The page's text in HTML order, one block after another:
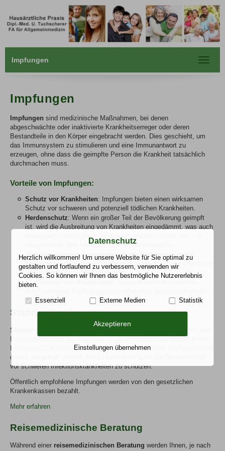
Impfungen
Toggle
Impfungen
Impfungen sind medizinische Maßnahmen, bei denen
abgeschwächte oder inaktivierte Krankheitserreger oder deren
Bestandteile in den Körper eingebracht werden. Dies geschieht, um
das Immunsystem zu stimulieren und eine Immunantwort zu
erzeugen, ohne dass die geimpfte Person die Krankheit tatsächlich
durchmachen muss.
Vorteile von Impfungen:
Schutz vor Krankheiten: Impfungen bieten einen wirksamen
Schutz vor schweren und potenziell tödlichen Krankheiten.
Herdenschutz: Wenn ein großer Teil der Bevölkerung geimpft
ist, wird die Ausbreitung von Krankheiten eingedämmt, was auch
diejenigen schützt, die nicht geimpft werden können, wie z.B.
Neugeborene oder Menschen mit Immunschwäche.
Verhinderung von Epidemien: Durch Impfungen können
Ausbrüche und Epidemien verhindert werden, was die öffentliche
Gesundheit und Sicherheit fördert.
Eradikation von Krankheiten
Standardimpfungen
Standardimpfungen
sind jene Impfungen, die eine Person nach den
Institutes (STIKO) routinemäßig erhalten sollte. Diese Impfungen sind
darauf ausgelegt, sowohl den Einzelnen als auch die Gemeinschaft
vor schweren Infektionskrankheiten zu schützen.
Öffentlich empfohlene Impfungen werden von den gesetzlichen
Krankenkassen bezahlt.
Mehr erfahren
Reisemedizinische Beratung
Während einer reisemedizinischen Beratung werden Ihnen, je nach
Datenschutz
Herzlich willkommen! Um unsere Website für Sie optimal zu
gestalten und fortlaufend zu verbessern, verwenden wir
Cookies. So können wir Ihnen das bestmögliche Nutzererlebnis
bieten.
Essenziell Externe Medien Statistik
Akzeptieren
Einstellungen übernehmen